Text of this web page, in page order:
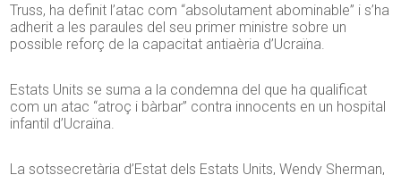
Truss, ha definit l’atac com “absolutament abominable” i s’ha
adherit a les paraules del seu primer ministre sobre un
possible reforç de la capacitat antiaèria d’Ucraïna.
Estats Units se suma a la condemna del que ha qualificat
com un atac “atroç i bàrbar” contra innocents en un hospital
infantil d’Ucraïna.
La sotssecretària d’Estat dels Estats Units, Wendy Sherman,